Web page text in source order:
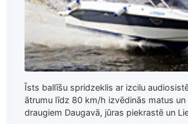
Īsts ballīšu spridzeklis ar izcilu
ātrumu līdz 80 km/h izvēdinās matus un
draugiem Daugavā, jūras piekrastē un